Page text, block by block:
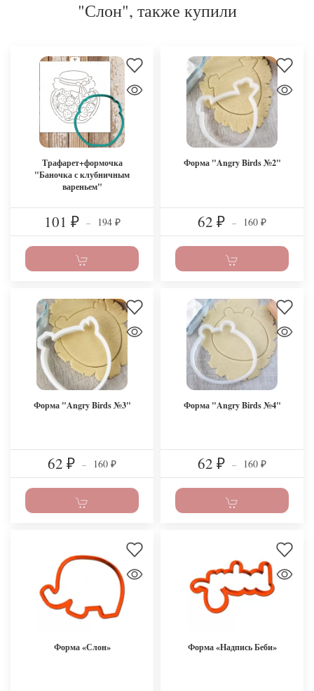
"Слон", также купили
Трафарет+формочка
"Баночка с клубничным
вареньем"
101 ₽ – 194 ₽
Форма "Angry Birds №2"
62 ₽ – 160 ₽
Форма "Angry Birds №3"
62 ₽ – 160 ₽
Форма "Angry Birds №4"
62 ₽ – 160 ₽
Форма «Слон» Форма «Надпись Беби»